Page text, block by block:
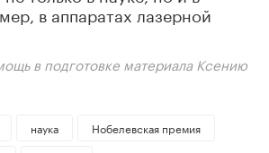
в аппаратах лазерной
в подготовке материала Ксению
наука
Нобелевская премия